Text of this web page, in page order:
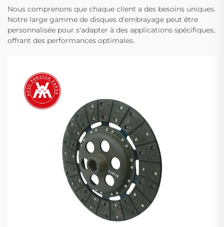
Nous comprenons que chaque client a des besoins uniques.
Notre large gamme de disques d'embrayage peut être
personnalisée pour s'adapter à des applications spécifiques,
offrant des performances optimales.